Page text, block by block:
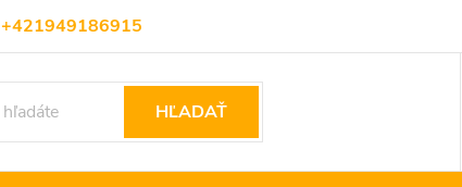
+421949186915
Informácie o triedach produktov
HĽADAŤ